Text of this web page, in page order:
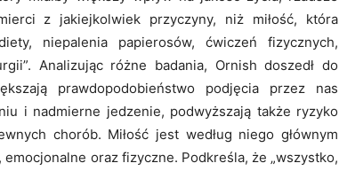
z jakiejkolwiek przyczyny, niż miłość, która
niepalenia papierosów, ćwiczeń fizycznych,
Analizując różne badania, Ornish doszedł do
prawdopodobieństwo podjęcia przez nas
i nadmierne jedzenie, podwyższają także ryzyko
chorób. Miłość jest według niego głównym
oraz fizyczne. Podkreśla, że „wszystko,